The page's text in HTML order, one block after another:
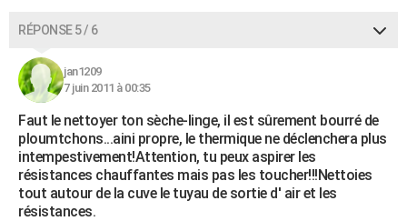
RÉPONSE 5 / 6
jan1209
7 juin 2011 à 00:35
Faut le nettoyer ton sèche-linge, il est sûrement bourré de
ploumtchons...aini propre, le thermique ne déclenchera plus
intempestivement!Attention, tu peux aspirer les
résistances chauffantes mais pas les toucher!!!Nettoies
tout autour de la cuve le tuyau de sortie d' air et les
résistances.